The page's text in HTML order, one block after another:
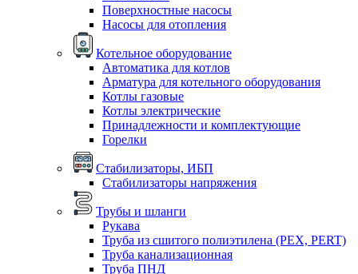
Поверхностные насосы
Насосы для отопления
Котельное оборудование
Автоматика для котлов
Арматура для котельного оборудования
Котлы газовые
Котлы электрические
Принадлежности и комплектующие
Горелки
Стабилизаторы, ИБП
Стабилизаторы напряжения
Трубы и шланги
Рукава
Труба из сшитого полиэтилена (PEX, PERT)
Труба канализационная
Труба ПНД